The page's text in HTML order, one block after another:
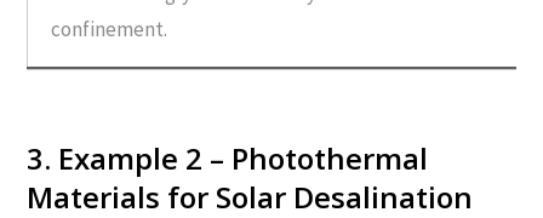
confinement.
3. Example 2 – Photothermal
Materials for Solar Desalination